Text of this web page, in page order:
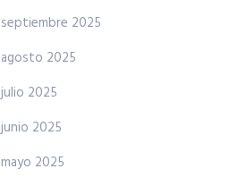
septiembre 2025
agosto 2025
julio 2025
junio 2025
mayo 2025